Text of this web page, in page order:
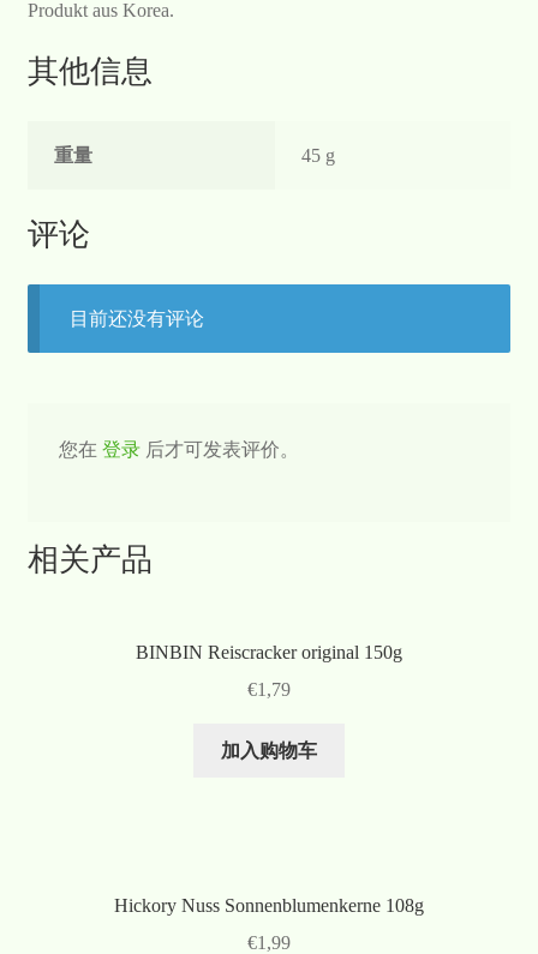
Produkt aus Korea.
其他信息
重量 45 g
评论
目前还没有评论
您在 登录后才可发表评价。
相关产品
BINBIN Reiscracker original 150g
€1,79
加入购物车
Hickory Nuss Sonnenblumenkerne 108g
€1,99